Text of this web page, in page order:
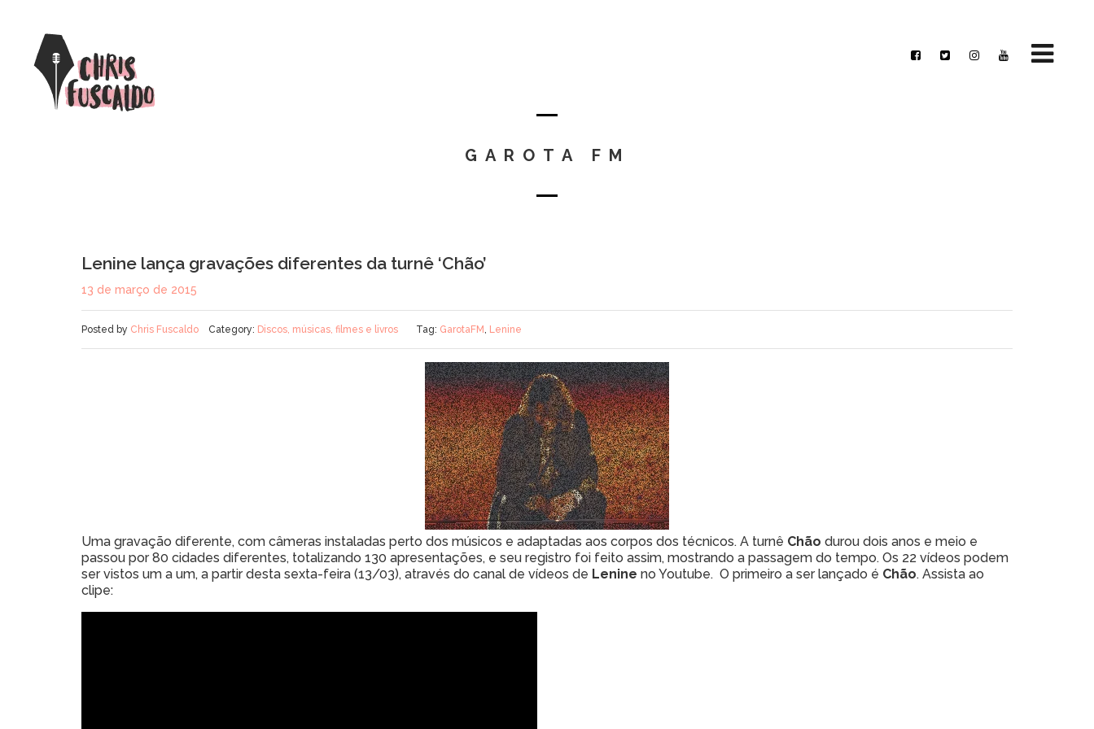
GAROTA FM
Lenine lança gravações diferentes da turnê ‘Chão’
13 de março de 2015
Posted by Chris Fuscaldo Category: Discos, músicas, filmes e livros Tag: GarotaFM, Lenine
Uma gravação diferente, com câmeras instaladas perto dos músicos e adaptadas aos corpos dos técnicos. A turnê Chão durou dois anos e meio e
passou por 80 cidades diferentes, totalizando 130 apresentações, e seu registro foi feito assim, mostrando a passagem do tempo. Os 22 vídeos podem
ser vistos um a um, a partir desta sexta-feira (13/03), através do canal de vídeos de Lenine no Youtube. O primeiro a ser lançado é Chão. Assista ao
clipe: